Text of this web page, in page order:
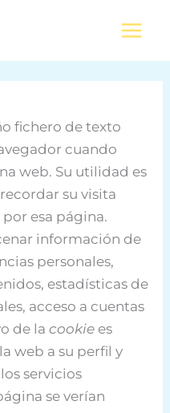
fichero de texto
cuando
web. Su utilidad es
su visita
esa página.
información de
personales,
estadísticas de
acceso a cuentas
de lacookie es
web a su perfil y
los servicios
se verían